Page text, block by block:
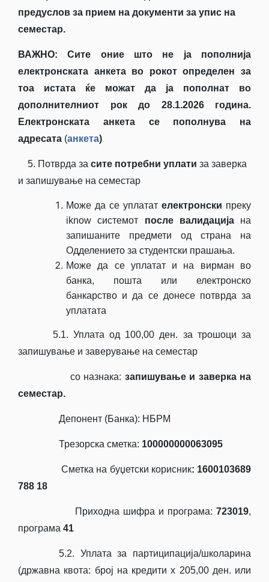
предуслов за прием на документи за упис на
семестар.
ВАЖНО: Сите оние што не ја пополнија
електронската анкета во рокот определен за
тоа истата ќе можат да ја пополнат во
дополнителниот рок до 28.1.2026 година.
Електронската анкета се пополнува на
адресата (анкета)
5. Потврда за сите потребни уплати за заверка
и запишување на семестар
Може да се уплатат електронски преку
iknow системот после валидација на
запишаните предмети од страна на
Одделението за студентски прашања.
Може да се уплатат и на вирман во
банка, пошта или електронско
банкарство и да се донесе потврда за
уплатата
5.1. Уплата од 100,00 ден. за трошоци за
запишување и заверување на семестар
со назнака: запишување и заверка на
семестар.
Депонент (Банка): НБРМ
Трезорска сметка: 100000000063095
Cметка на буџетски корисник: 1600103689
788 18
Приходна шифра и програма: 723019,
програма 41
5.2. Уплата за партиципација/школарина
(државна квота: број на кредити х 205,00 ден. или